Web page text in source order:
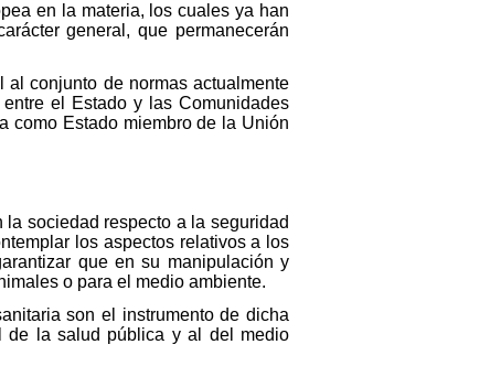
en la materia, los cuales ya han
general, que permanecerán
conjunto de normas actualmente
el Estado y las Comunidades
como Estado miembro de la Unión
sociedad respecto a la seguridad
los aspectos relativos a los
que en su manipulación y
o para el medio ambiente.
son el instrumento de dicha
de la salud pública y al del medio